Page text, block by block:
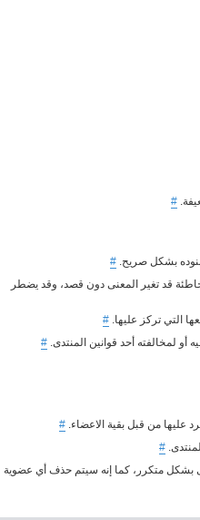
#
بشكل صريح. #
قد تغير المعنى دون قصد، وقد يضطر
التي تركز عليها. #
لمخالفته أحد قوانين المنتدى. #
عليها من قبل بقية الاعضاء. #
#
بشكل متكرر، كما إنه سيتم حذف أي عضوية